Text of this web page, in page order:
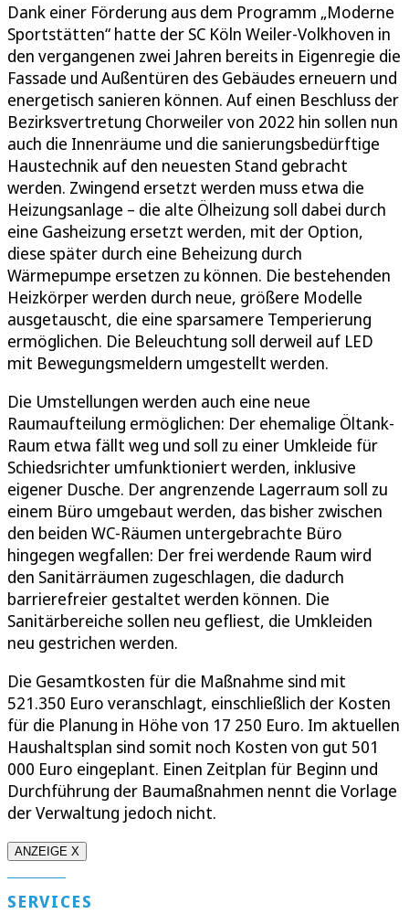
Dank einer Förderung aus dem Programm „Moderne
Sportstätten“ hatte der SC Köln Weiler-Volkhoven in
den vergangenen zwei Jahren bereits in Eigenregie die
Fassade und Außentüren des Gebäudes erneuern und
energetisch sanieren können. Auf einen Beschluss der
Bezirksvertretung Chorweiler von 2022 hin sollen nun
auch die Innenräume und die sanierungsbedürftige
Haustechnik auf den neuesten Stand gebracht
werden. Zwingend ersetzt werden muss etwa die
Heizungsanlage – die alte Ölheizung soll dabei durch
eine Gasheizung ersetzt werden, mit der Option,
diese später durch eine Beheizung durch
Wärmepumpe ersetzen zu können. Die bestehenden
Heizkörper werden durch neue, größere Modelle
ausgetauscht, die eine sparsamere Temperierung
ermöglichen. Die Beleuchtung soll derweil auf LED
mit Bewegungsmeldern umgestellt werden.
Die Umstellungen werden auch eine neue
Raumaufteilung ermöglichen: Der ehemalige Öltank-
Raum etwa fällt weg und soll zu einer Umkleide für
Schiedsrichter umfunktioniert werden, inklusive
eigener Dusche. Der angrenzende Lagerraum soll zu
einem Büro umgebaut werden, das bisher zwischen
den beiden WC-Räumen untergebrachte Büro
hingegen wegfallen: Der frei werdende Raum wird
den Sanitärräumen zugeschlagen, die dadurch
barrierefreier gestaltet werden können. Die
Sanitärbereiche sollen neu gefliest, die Umkleiden
neu gestrichen werden.
Die Gesamtkosten für die Maßnahme sind mit
521.350 Euro veranschlagt, einschließlich der Kosten
für die Planung in Höhe von 17 250 Euro. Im aktuellen
Haushaltsplan sind somit noch Kosten von gut 501
000 Euro eingeplant. Einen Zeitplan für Beginn und
Durchführung der Baumaßnahmen nennt die Vorlage
der Verwaltung jedoch nicht.
ANZEIGE X
SERVICES